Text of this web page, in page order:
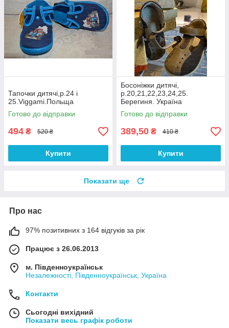
Тапочки дитячі,р.24 і
25.Viggami.Польща
Готово до відправки
494 ₴ 520 ₴
Купити
Босоніжки дитячі,
р.20,21,22,23,24,25.
Берегиня. Україна
Готово до відправки
389,50 ₴ 410 ₴
Купити
Показати ще
Про нас
97% позитивних з 164 відгуків за рік
Працює з 26.06.2013
м. Південноукраїнськ
Незалежності, Південноукраїнськ, Україна
Контакти
Сьогодні вихідний
Показати весь графік роботи